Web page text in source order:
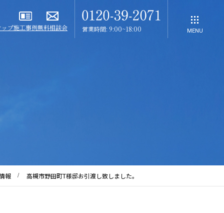
ップ施工事例無料相談会 営業時間: 9:00~18:00 MENU
報 高槻市野田町T様邸お引渡し致しました。